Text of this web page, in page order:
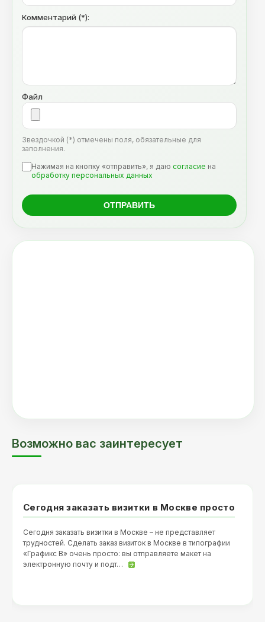
Комментарий (*):
Файл
Звездочкой (*) отмечены поля, обязательные для
заполнения.
Нажимая на кнопку «отправить», я даю согласие на
обработку персональных данных
Возможно вас заинтересует
Сегодня заказать визитки в Москве просто
Сегодня заказать визитки в Москве – не представляет
трудностей. Сделать заказ визиток в Москве в типографии
«Графикс В» очень просто: вы отправляете макет на
электронную почту и подт…